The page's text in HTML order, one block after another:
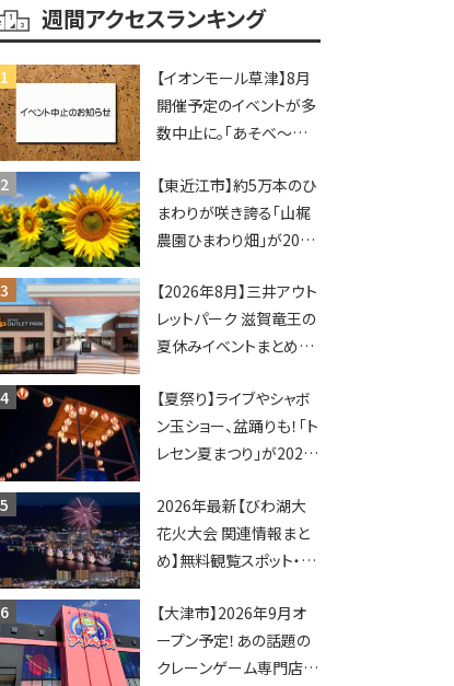
2026！親子で楽しもう
♪inピエリ守山
週間アクセスランキング
【イオンモール草津】8月
開催予定のイベントが多
数中止に。「あそべ〜る
ショーなど
【東近江市】約5万本のひ
まわりが咲き誇る「山梶
農園ひまわり畑」が2026
ポットやキッチンカーも
登場！何度も入園できる
フリーパスも販売★
【2026年8月】三井アウト
レットパーク 滋賀竜王の
夏休みイベントまとめ！
辛グルメ・フォトコンテス
トまで盛りだくさん！
【夏祭り】ライブやシャボ
ン玉ショー、盆踊りも！「ト
レセン夏まつり」が2026
2026年最新【びわ湖大
花火大会 関連情報まと
め】無料観覧スポット・同
ップ・交通規制に近隣施
設の駐車場情報なども
要チェック★
【大津市】2026年9月オ
ープン予定！あの話題の
クレーンゲーム専門店